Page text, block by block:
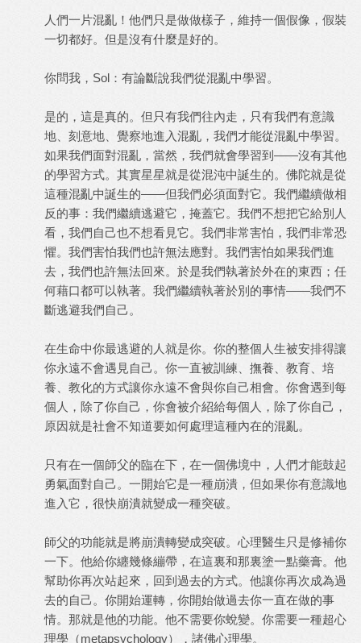
人們一片混亂！他們只是做做樣子，維持一個假像，假裝
一切都好。但是沒有什麼是好的。
你問我，Sol：有論斷說我們從混亂中學習。
是的，這是真的。但只有我們往內走，只有我們有意識
地、刻意地、覺察地進入混亂，我們才能從混亂中學習。
如果我們面對混亂，當然，我們就會學習到——沒有其他
的學習方式。其實星星就是從混沌中誕生的。佛陀就是從
這種混亂中誕生的——但我們必須面對它。我們繼續做相
反的事：我們繼續逃避它，掩蓋它。我們不想把它給別人
看，我們自己也不想看見它。我們非常害怕，我們非常恐
懼。我們害怕我們也許無法應對。我們害怕如果我們進
去，我們也許無法回來。於是我們執著於外在的東西；任
何藉口都可以執著。我們繼續執著於別的事情——我們不
斷逃避我們自己。
在生命中你最逃避的人就是你。你的整個人生被安排得讓
你永遠不會遇見自己。你一直被訓練、撫養、教育、培
養、教化的方式讓你永遠不會與你自己相會。你會遇到每
個人，除了你自己，你會被介紹給每個人，除了你自己，
原因就是社會不知道要如何處理這種內在的混亂。
只有在一個師父的臨在下，在一個佛境中，人們才能鼓起
勇氣面對自己。一開始它是一種崩潰，但如果你有意識地
進入它，很快崩潰就變成一種突破。
師父的功能就是將崩潰轉變成突破。心理醫生只是修補你
一下。他給你纏幾條繃帶，在這裏和那裏塗一點藥膏。他
幫助你再次站起來，回到過去的方式。他讓你再次成為過
去的自己。你開始運轉，你開始做過去你一直在做的事
情。那就是他的功能。他不需要你蛻變。你需要一種超心
理學（metapsychology），諸佛心理學。